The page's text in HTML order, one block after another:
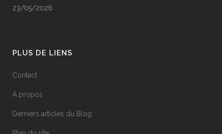
23/05/2026
PLUS DE LIENS
Contact
A propos
Derniers articles du Blog